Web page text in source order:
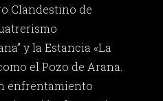
Clandestino de
y la Estancia «La
el Pozo de Arana.
enfrentamiento